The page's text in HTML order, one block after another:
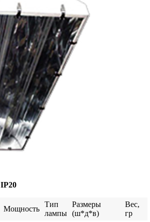
Мощность
Тип
лампы
Размеры
(ш*д*в)
Вес,
гр